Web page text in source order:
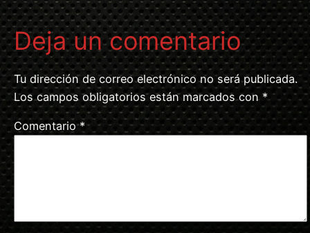
Deja un comentario
Tu dirección de correo electrónico no será publicada.
Los campos obligatorios están marcados con *
Comentario*